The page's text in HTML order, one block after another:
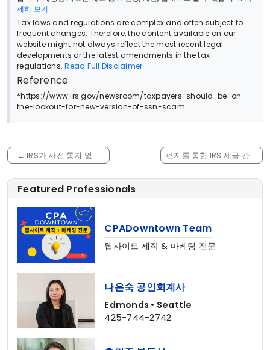
세히 보기
Tax laws and regulations are complex and often subject to
frequent changes. Therefore, the content available on our
website might not always reflect the most recent legal
developments or the latest amendments in the tax
regulations.Read Full Disclaimer
Reference
*https://www.irs.gov/newsroom/taxpayers-should-be-on-
the-lookout-for-new-version-of-ssn-scam
← IRS가 사전 통지 없이
은행 계좌 정보를 요청할
수 있다는 판결
편지를 통한 IRS 세금 관련
스캠→
Featured Professionals
CPADowntown Team
웹사이트 제작 & 마케팅 전문
나은숙 공인회계사
Edmonds • Seattle
425-744-2742